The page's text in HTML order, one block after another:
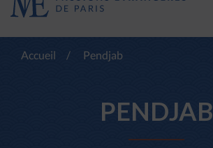
Accueil / Pendjab
PENDJAB